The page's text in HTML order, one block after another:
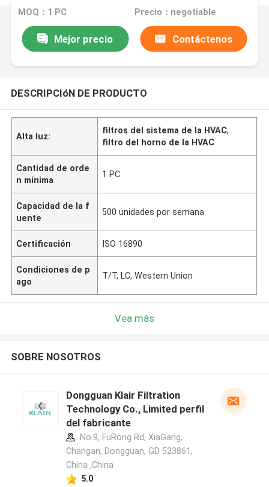
publicitario
MOQ：1 PC Precio：negotiable
Mejor precio Contáctenos
DESCRIPCIóN DE PRODUCTO
Alta luz:
filtros del sistema de la HVAC,
filtro del horno de la HVAC
Cantidad de orde
n mínima
1 PC
Capacidad de la f
uente
500 unidades por semana
Certificación ISO 16890
Condiciones de p
ago
T/T, LC, Western Union
Vea más
SOBRE NOSOTROS
Dongguan Klair Filtration
Technology Co., Limited perfil
del fabricante
No.9, FuRong Rd, XiaGang,
Changan, Dongguan, GD 523861,
China ,China
5.0